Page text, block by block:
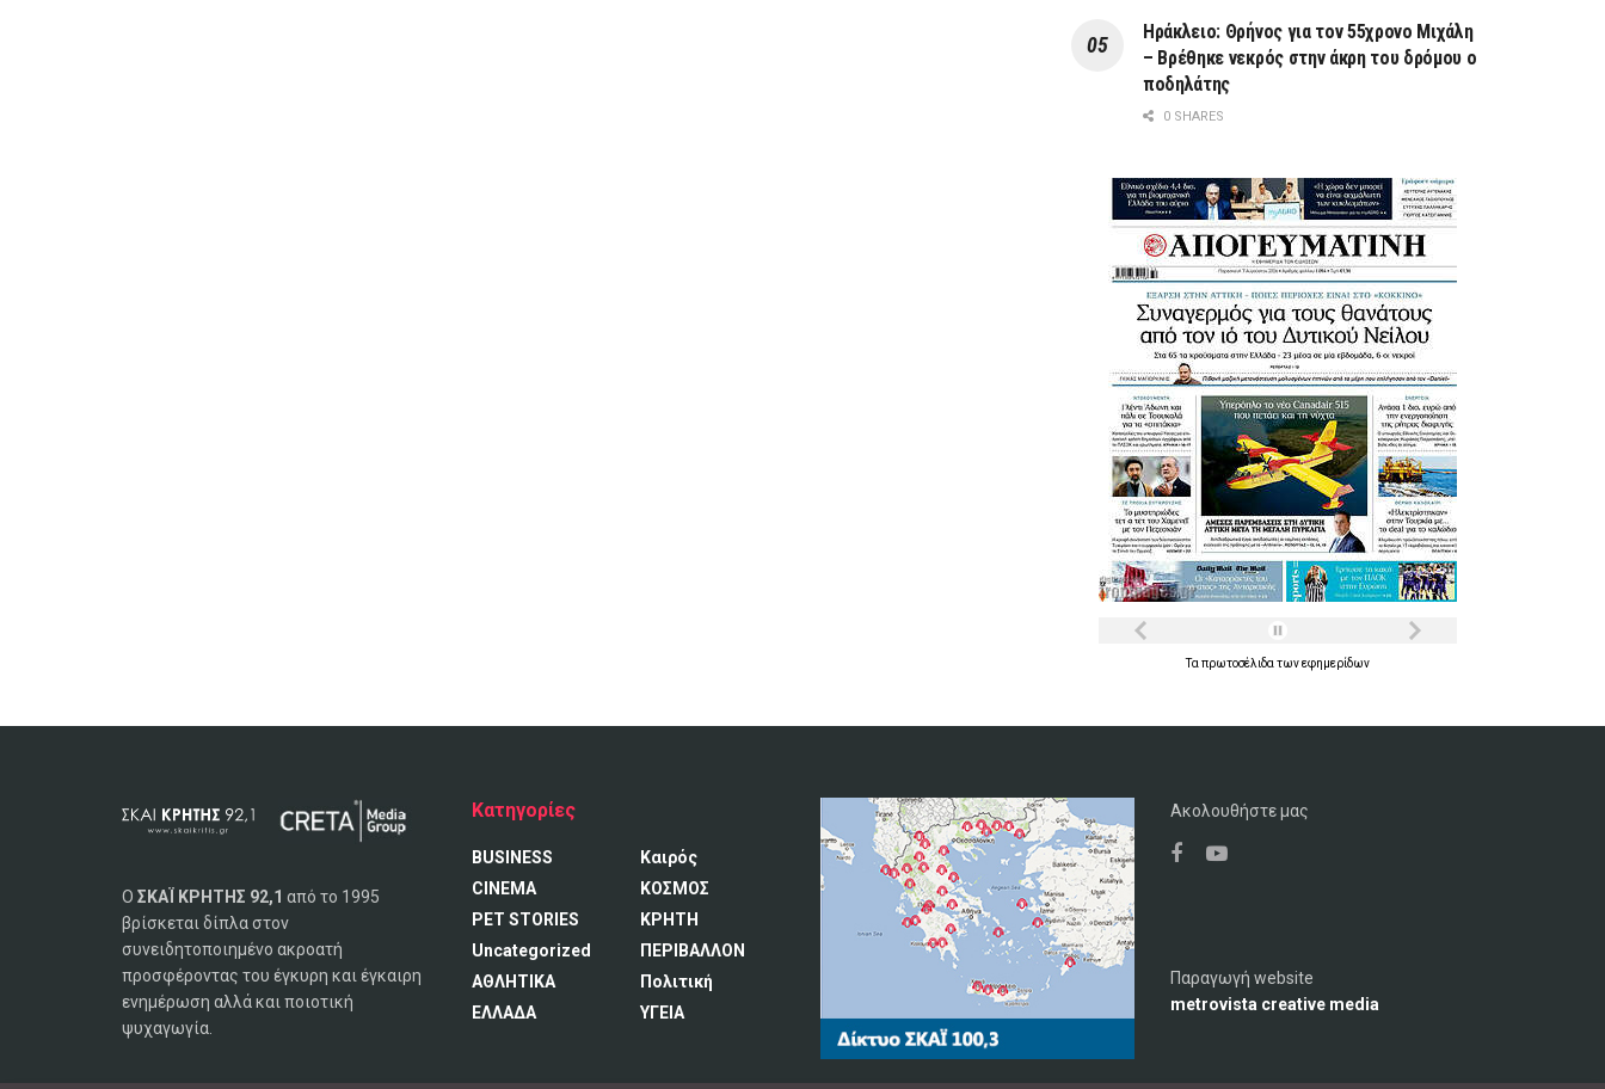
Ηράκλειο: Θρήνος για τον 55χρονο Μιχάλη
– Βρέθηκε νεκρός στην άκρη του δρόμου ο
ποδηλάτης
0 SHARES
Τα πρωτοσέλιδα τωνεφημερίδων
Ο ΣΚΑΪ ΚΡΗΤΗΣ 92,1 από το 1995
βρίσκεται δίπλα στον
συνειδητοποιημένο ακροατή
προσφέροντας του έγκυρη και έγκαιρη
ενημέρωση αλλά και ποιοτική
ψυχαγωγία.
Κατηγορίες
BUSINESS
CINEMA
PET STORIES
Uncategorized
ΑΘΛΗΤΙΚΑ
ΕΛΛΑΔΑ
Καιρός
ΚΟΣΜΟΣ
ΚΡΗΤΗ
ΠΕΡΙΒΑΛΛΟΝ
Πολιτική
ΥΓΕΙΑ
Ακολουθήστε μας
Παραγωγή website
metrovista creative media